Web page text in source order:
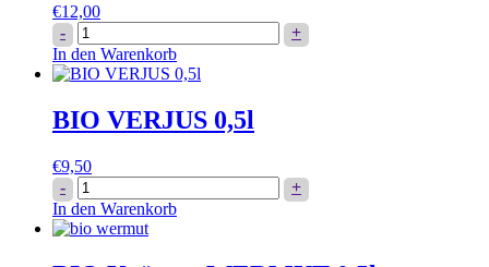
€12,00
-
BIO
Kräuter
VERJUS
0,75l
Menge
+
In den Warenkorb
BIO VERJUS 0,5l
€9,50
-
BIO
VERJUS
0,5l
+
In den Warenkorb